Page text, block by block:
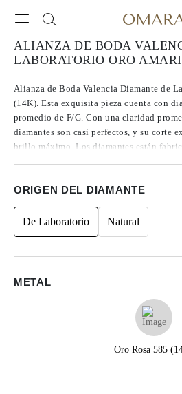
ALIANZA DE BODA
LABORATORIO ORO
Alianza de Boda Valencia Diamante de
(14K). Esta exquisita pieza cuenta con
promedio de F/G. Con una claridad
diamantes son casi perfectos, y su corte
brillo máximo. Los diamantes están
de 0.50.
ORIGEN DEL DIAMANTE
De Laboratorio Natural
METAL
Oro Rosa 585